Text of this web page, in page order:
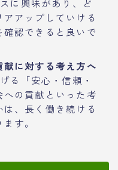
に興味があり、ど
アップしていける
認できると良いで
に対する考え方へ
る「安心・信頼・
の貢献といった考
、長く働き続ける
す。